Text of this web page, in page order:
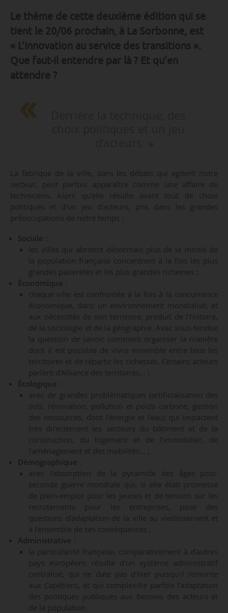
Le thème de cette deuxième édition qui se
tient le 20/06 prochain, à La Sorbonne, est
« L’innovation au service des transitions ».
Que faut-il entendre par là ? Et qu’en
attendre ?
La fabrique de la ville, dans les débats qui agitent notre
secteur, peut parfois apparaître comme une affaire de
techniciens. Alors qu’elle résulte avant tout de choix
politiques et d’un jeu d’acteurs, pris dans les grandes
préoccupations de notre temps :
Sociale
les villes qui abritent désormais plus de la moitié de
la population française concentrent à la fois les plus
grandes pauvretés et les plus grandes richesses ;
Économique
chaque ville est confrontée à la fois à la concurrence
économique, dans un environnement mondialisé, et
aux nécessités de son territoire, produit de l’histoire,
de la sociologie et de la géographie. Avec sous-tendue
la question de savoir comment organiser la manière
dont il est possible de vivre ensemble entre tous les
territoires et de répartir les richesses. Certains acteurs
parlent d’Alliance des territoires… ;
Écologique
avec de grandes problématiques (artificialisation des
sols, rénovation, pollution et poids carbone, gestion
des ressources, dont l’énergie et l’eau) qui impactent
très directement les secteurs du bâtiment et de la
construction, du logement et de l’immobilier, de
l’aménagement et des mobilités… ;
Démographique
avec l’absorption de la pyramide des âges post-
seconde guerre mondiale qui, si elle était promesse
de plein-emploi pour les jeunes et de tension sur les
recrutements pour les entreprises, pose des
questions d’adaptation de la ville au vieillissement et
à l’ensemble de ses conséquences ;
Administrative
la particularité française, comparativement à d’autres
pays européens résulte d’un système administratif
centralisé, qui ne date pas d’hier puisqu’il remonte
aux Capétiens, et qui complexifie parfois l’adaptation
des politiques publiques aux besoins des acteurs et
de la population.